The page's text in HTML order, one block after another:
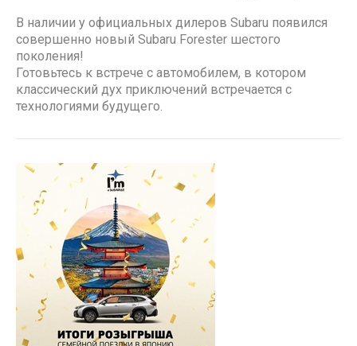
В наличии у официальных дилеров Subaru появился
совершенно новый Subaru Forester шестого
поколения!
Готовьтесь к встрече с автомобилем, в котором
классический дух приключений встречается с
технологиями будущего.